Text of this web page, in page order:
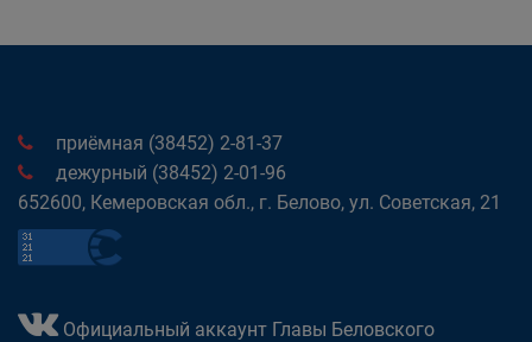
приёмная (38452) 2-81-37
дежурный (38452) 2-01-96
652600, Кемеровская обл., г. Белово, ул. Советская, 21
Официальный аккаунт Главы Беловского